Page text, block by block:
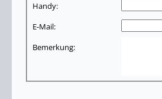
Handy:
E-Mail:
Bemerkung: